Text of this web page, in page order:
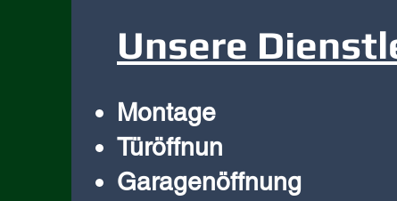
Unsere
Montage
Türöffnun
Garagenöffnung